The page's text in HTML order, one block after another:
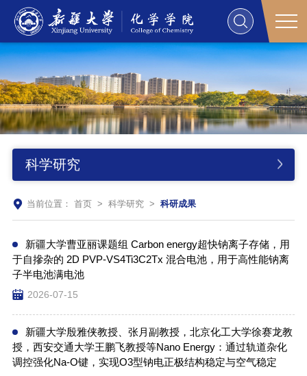
科学研究
当前位置： 首页> 科学研究> 科研成果
新疆大学曹亚丽课题组 Carbon energy超快钠离子存储，用
于自摻杂的 2D PVP-VS4Ti3C2Tx 混合电池，用于高性能钠离
子半电池满电池
2026-07-15
新疆大学殷雅侠教授、张月副教授，北京化工大学徐赛龙教
授，西安交通大学王鹏飞教授等Nano Energy：通过轨道杂化
调控强化Na-O键，实现O3型钠电正极结构稳定与空气稳定